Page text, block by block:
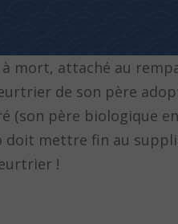
mort, attaché au
de son père
(son père biologique
mettre fin au
!